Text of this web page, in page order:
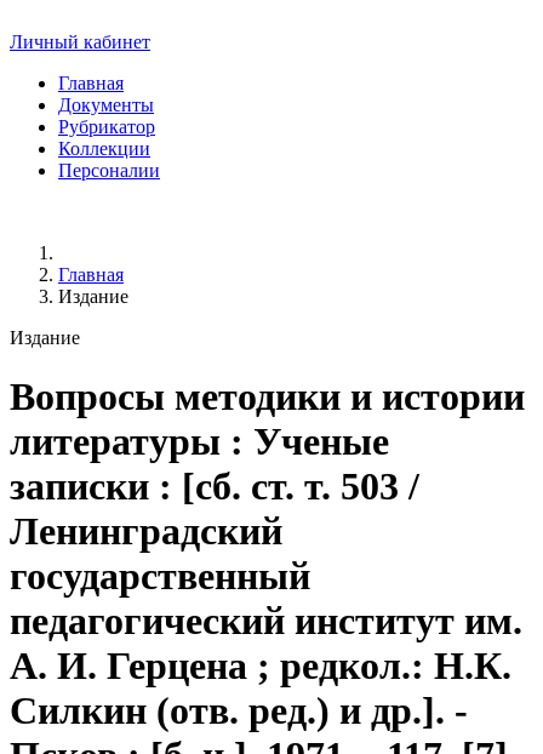
Личный кабинет
Главная
Документы
Рубрикатор
Коллекции
Персоналии
Главная
Издание
Издание
Вопросы методики и истории
литературы : Ученые
записки : [сб. ст. т. 503 /
Ленинградский
государственный
педагогический институт им.
А. И. Герцена ; редкол.: Н.К.
Силкин (отв. ред.) и др.]. -